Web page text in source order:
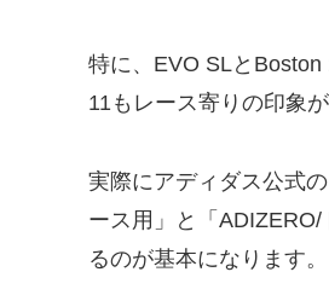
特に、EVO SLと
11もレース寄りの印象
実際にアディダス公式
ース用」と「
るのが基本になります。